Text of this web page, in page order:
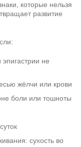
которые нельзя
развитие
не
жёлчи или крови
боли или тошноты
сухость во